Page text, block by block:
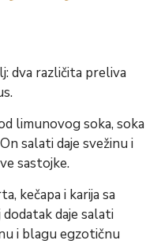
dva različita preliva
limunovog soka, soka
salati daje svežinu i
sastojke.
kečapa i karija sa
daje salati
i blagu egzotičnu